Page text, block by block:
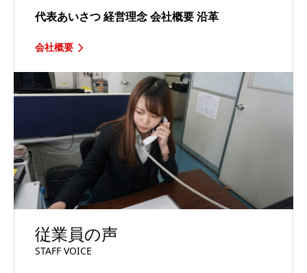
代表あいさつ経営理念会社概要沿革
会社概要
従業員の声
STAFF VOICE